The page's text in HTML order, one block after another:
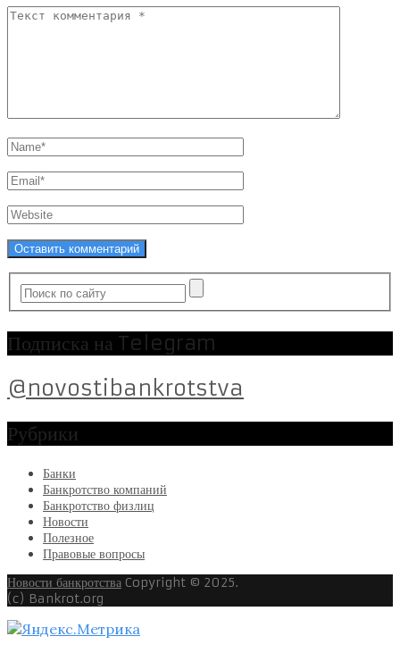
Подписка на Telegram
@novostibankrotstva
Рубрики
Банки
Банкротство компаний
Банкротство физлиц
Новости
Полезное
Правовые вопросы
Новости банкротства Copyright © 2025.
(c) Bankrot.org